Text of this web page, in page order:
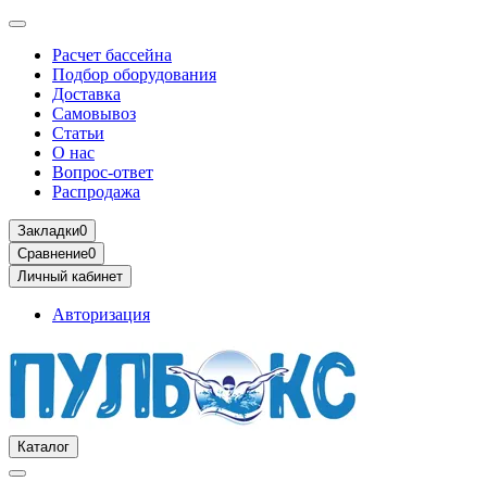
Расчет бассейна
Подбор оборудования
Доставка
Самовывоз
Статьи
О нас
Вопрос-ответ
Распродажа
Закладки0
Сравнение0
Личный кабинет
Авторизация
Каталог